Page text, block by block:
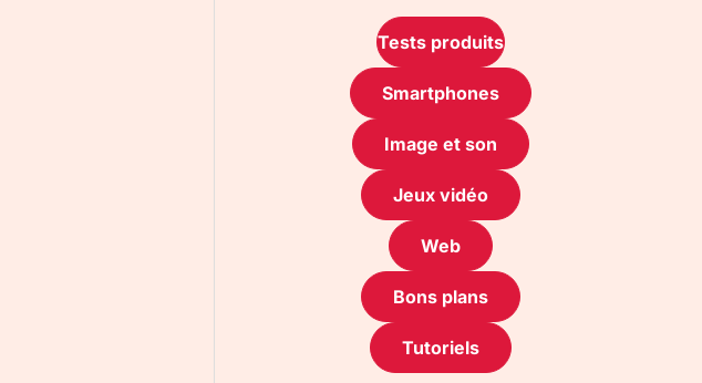
Tests produits
Smartphones
Image et son
Jeux vidéo
Web
Bons plans
Tutoriels